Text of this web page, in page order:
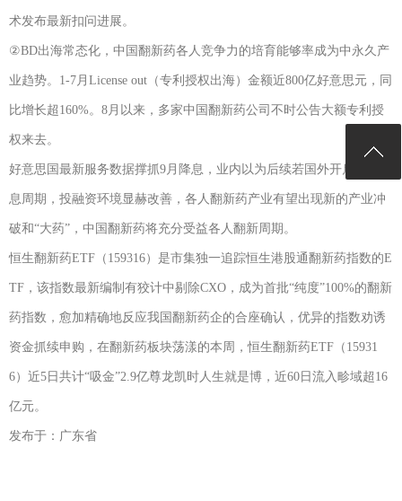
术发布最新扣问进展。
②BD出海常态化，中国翻新药各人竞争力的培育能够率成为中永久产
业趋势。1-7月License out（专利授权出海）金额近800亿好意思元，同
比增长超160%。8月以来，多家中国翻新药公司不时公告大额专利授
权来去。
好意思国最新服务数据撑抓9月降息，业内以为后续若国外开启一轮降
息周期，投融资环境显赫改善，各人翻新药产业有望出现新的产业冲
破和“大药”，中国翻新药将充分受益各人翻新周期。
恒生翻新药ETF（159316）是市集独一追踪恒生港股通翻新药指数的E
TF，该指数最新编制有狡计中剔除CXO，成为首批“纯度”100%的翻新
药指数，愈加精确地反应我国翻新药企的合座确认，优异的指数劝诱
资金抓续申购，在翻新药板块荡漾的本周，恒生翻新药ETF（15931
6）近5日共计“吸金”2.9亿尊龙凯时人生就是博，近60日流入畛域超16
亿元。
发布于：广东省